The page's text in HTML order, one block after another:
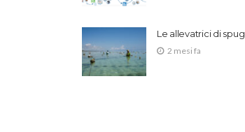
Le allevatrici di
2 mesi fa